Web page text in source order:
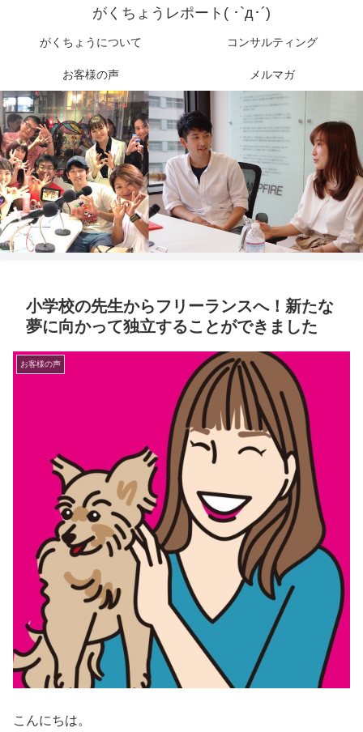
がくちょうレポート( ･`д･´)
がくちょうについて コンサルティング
お客様の声 メルマガ
小学校の先生からフリーランスへ！新たな
夢に向かって独立することができました
お客様の声
こんにちは。